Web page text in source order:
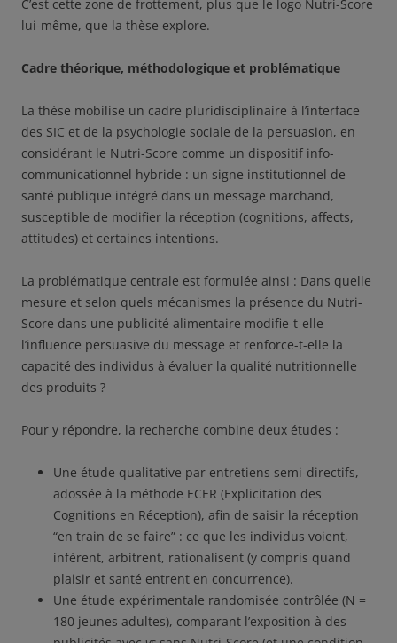
C’est cette zone de frottement, plus que le logo Nutri-Score
lui-même, que la thèse explore.
Cadre théorique, méthodologique et problématique
La thèse mobilise un cadre pluridisciplinaire à l’interface
des SIC et de la psychologie sociale de la persuasion, en
considérant le Nutri-Score comme un dispositif info-
communicationnel hybride : un signe institutionnel de
santé publique intégré dans un message marchand,
susceptible de modifier la réception (cognitions, affects,
attitudes) et certaines intentions.
La problématique centrale est formulée ainsi : Dans quelle
mesure et selon quels mécanismes la présence du Nutri-
Score dans une publicité alimentaire modifie-t-elle
l’influence persuasive du message et renforce-t-elle la
capacité des individus à évaluer la qualité nutritionnelle
des produits ?
Pour y répondre, la recherche combine deux études :
Une étude qualitative par entretiens semi-directifs,
adossée à la méthode ECER (Explicitation des
Cognitions en Réception), afin de saisir la réception
“en train de se faire” : ce que les individus voient,
infèrent, arbitrent, rationalisent (y compris quand
plaisir et santé entrent en concurrence).
Une étude expérimentale randomisée contrôlée (N =
180 jeunes adultes), comparant l’exposition à des